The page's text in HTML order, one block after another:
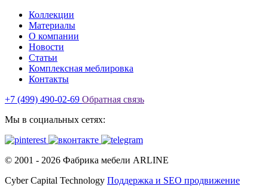
Коллекции
Материалы
О компании
Новости
Статьи
Комплексная меблировка
Контакты
+7 (499) 490-02-69 Обратная связь
Мы в социальных сетях:
© 2001 - 2026 Фабрика мебели ARLINE
Cyber Capital Technology Поддержка и SEO продвижение